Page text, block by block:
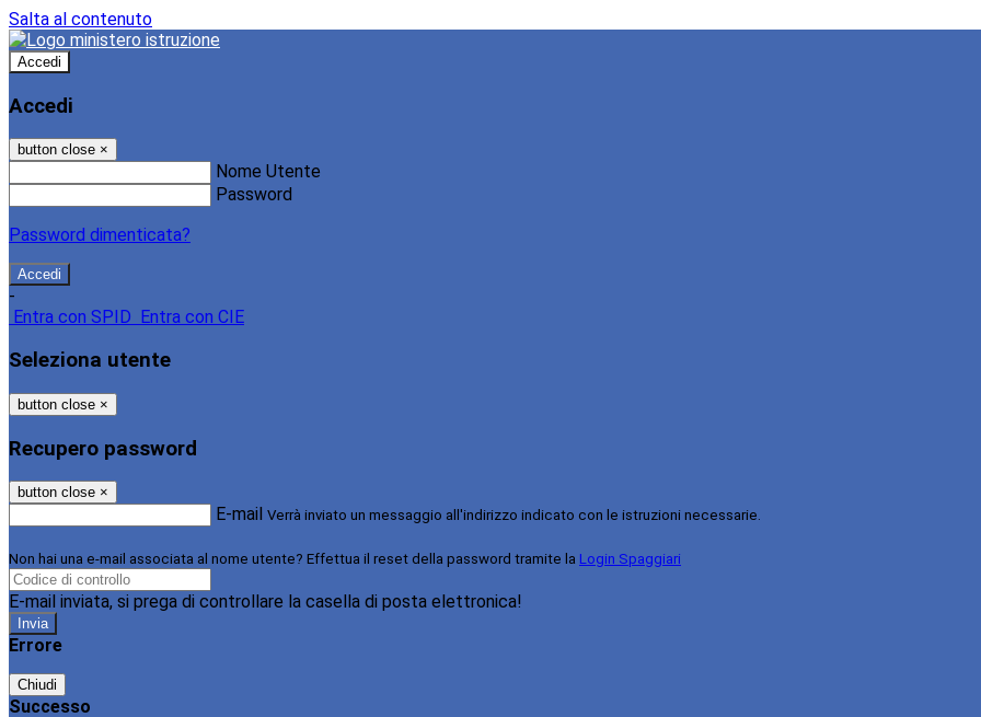
Salta al contenuto
Accedi
Accedi
button close ×
Nome Utente
Password
Password dimenticata?
-
Entra con SPID
Entra con CIE
Seleziona utente
button close ×
Recupero password
button close ×
E-mail Verrà inviato un messaggio all'indirizzo indicato con le istruzioni necessarie.
Non hai una e-mail associata al nome utente? Effettua il reset della password tramite la Login Spaggiari
E-mail inviata, si prega di controllare la casella di posta elettronica!
Errore
Chiudi
Successo